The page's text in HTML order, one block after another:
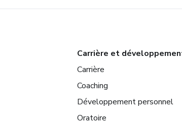
Carrière et
Carrière
Coaching
Développement personnel
Oratoire